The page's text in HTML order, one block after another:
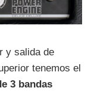
y salida de
tenemos el
3 bandas